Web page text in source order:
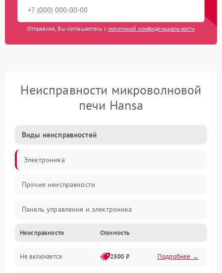
Отправляя, Вы соглашаетесь с политикой конфиденциальности
Неисправности микроволновой
печи Hansa
Виды неисправностей
Электроника
Прочие неисправности
Панель управления и электроника
Дверца и корпус
Механика и внутренние элементы
Неисправности Стоимость
Не включается 2500 ₽ Подробнее →